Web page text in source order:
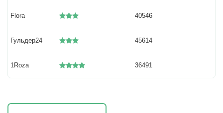
Flora 40546
Гульдер24 45614
1Roza 36491